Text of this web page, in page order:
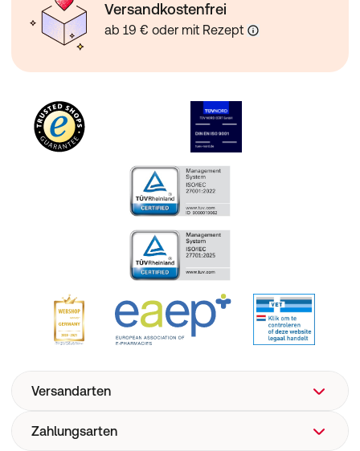
Versandkostenfrei
ab 19 € oder mit Rezept
Versandarten
Zahlungsarten